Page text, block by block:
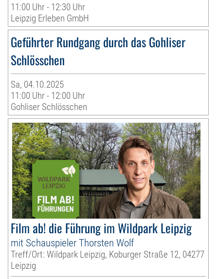
11:00 Uhr - 12:30 Uhr
Leipzig Erleben GmbH
Geführter Rundgang durch das Gohliser
Schlösschen
Sa, 04.10.2025
11:00 Uhr - 12:00 Uhr
Gohliser Schlösschen
Film ab! die Führung im Wildpark Leipzig
mit Schauspieler Thorsten Wolf
Treff/Ort: Wildpark Leipzig, Koburger Straße 12, 04277
Leipzig